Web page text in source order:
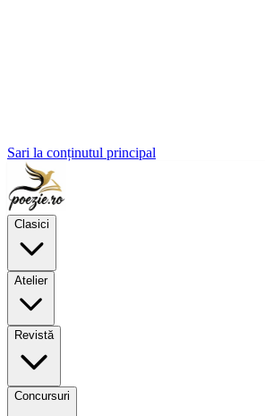
Sari la conținutul principal
Clasici
Atelier
Revistă
Concursuri